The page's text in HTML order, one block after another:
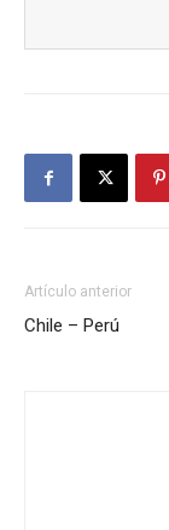
Artículo anterior
Chile – Perú